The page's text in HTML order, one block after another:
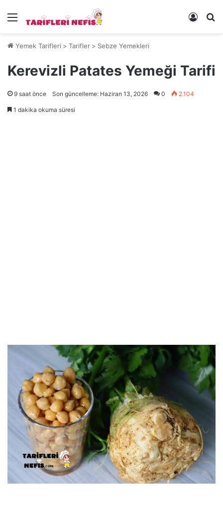
Menü Kayıt
Yemek Tarifleri > Tarifler > Sebze Yemekleri
Kerevizli Patates Yemeği Tarifi
9 saat önce Son güncelleme: Haziran 13, 2026 0 2.104
1 dakika okuma süresi